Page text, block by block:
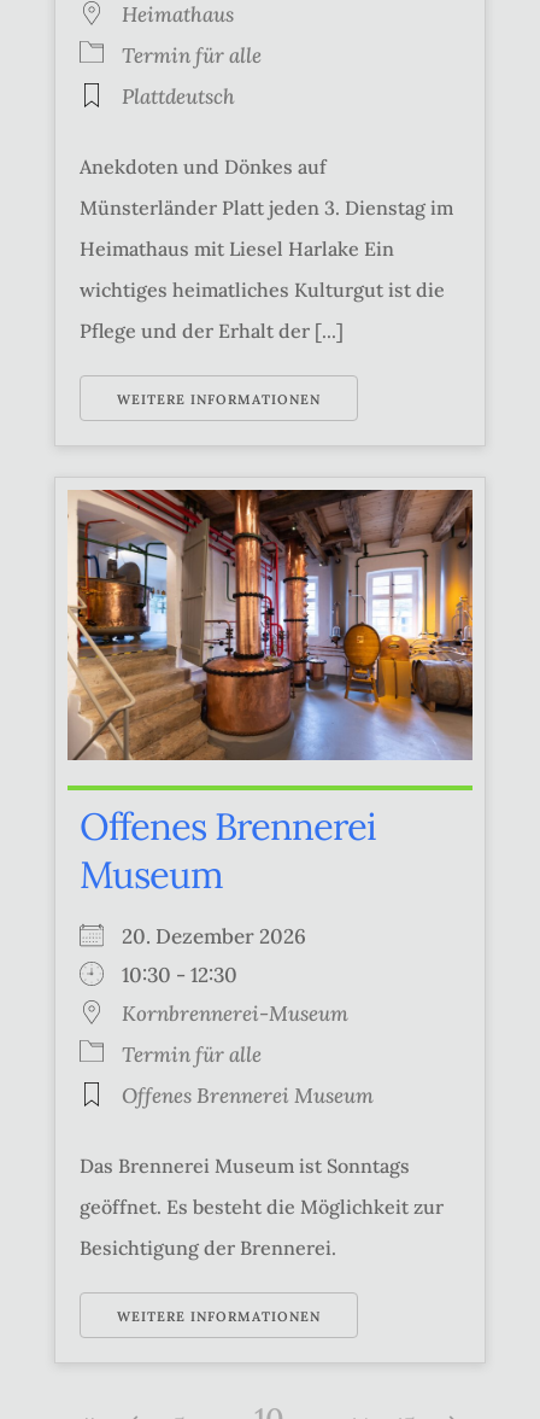
Heimathaus
Termin für alle
Plattdeutsch
Anekdoten und Dönkes auf
Münsterländer Platt jeden 3. Dienstag im
Heimathaus mit Liesel Harlake Ein
wichtiges heimatliches Kulturgut ist die
Pflege und der Erhalt der [...]
WEITERE INFORMATIONEN
Offenes Brennerei
Museum
20. Dezember 2026
10:30 - 12:30
Kornbrennerei-Museum
Termin für alle
Offenes Brennerei Museum
Das Brennerei Museum ist Sonntags
geöffnet. Es besteht die Möglichkeit zur
Besichtigung der Brennerei.
WEITERE INFORMATIONEN